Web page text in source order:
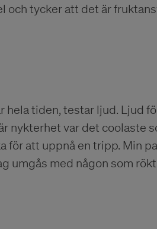
och tycker att det är
hela tiden, testar ljud. Ljud
nykterhet var det coolaste
för att uppnå en tripp. Min
umgås med någon som